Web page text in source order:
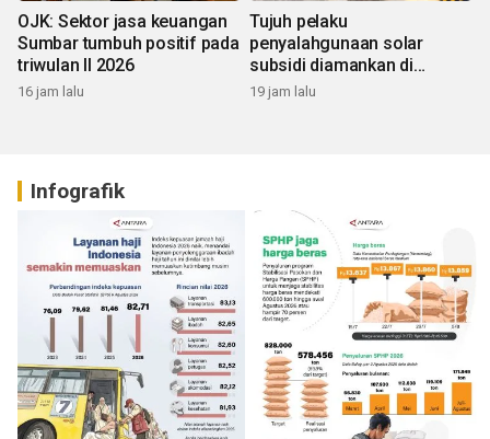
OJK: Sektor jasa keuangan
Sumbar tumbuh positif pada
triwulan II 2026
16 jam lalu
Tujuh pelaku
penyalahgunaan solar
subsidi diamankan di
Sumbar
19 jam lalu
Infografik